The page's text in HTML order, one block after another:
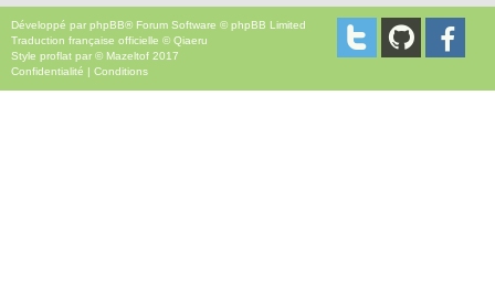
Développé par phpBB® Forum Software © phpBB Limited
Traduction française officielle ©Qiaeru
Style proflat par © Mazeltof 2017
Confidentialité
Conditions